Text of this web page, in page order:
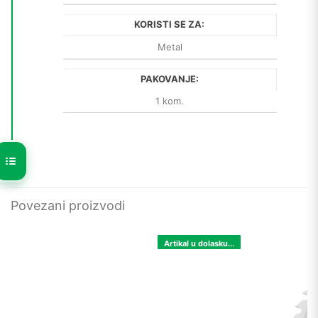
KORISTI SE ZA:
Metal
PAKOVANJE:
1 kom.
Povezani proizvodi
Artikal u dolasku...